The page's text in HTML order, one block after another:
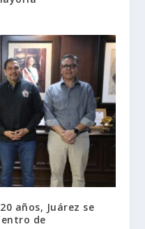
años, Juárez se
de